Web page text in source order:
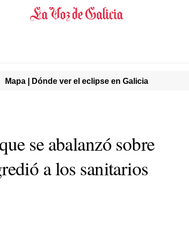
Mapa | Dónde ver el eclipse en Galicia
se abalanzó sobre
a los sanitarios